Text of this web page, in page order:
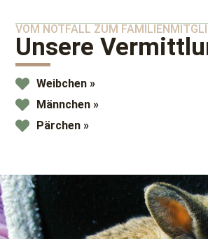
VOM NOTFALL ZUM
Unsere
Weibchen »
Männchen »
Pärchen »